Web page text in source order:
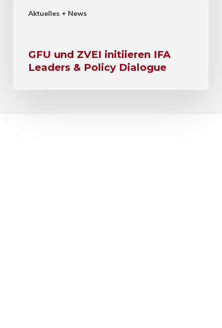
Aktuelles + News
GFU und ZVEI initiieren IFA
Leaders & Policy Dialogue